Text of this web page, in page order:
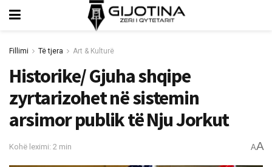
Fillimi Të tjera Art & Kulturë
Historike/ Gjuha shqipe
zyrtarizohet në sistemin
arsimor publik të Nju Jorkut
Kohë leximi: 2 min AA